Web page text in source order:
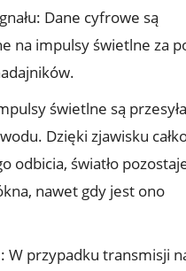
Dane cyfrowe są
na impulsy świetlne za
świetlne są
Dzięki zjawisku
odbicia, światło
nawet gdy jest ono
W przypadku transmisji